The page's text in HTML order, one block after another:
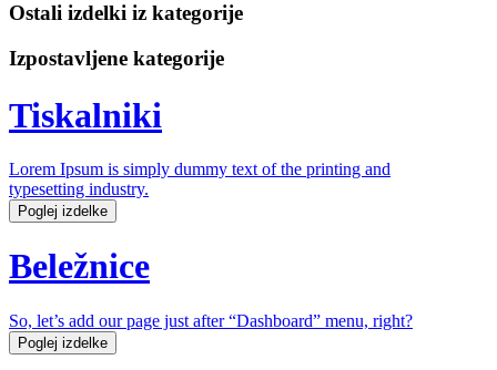
Ostali izdelki iz kategorije
Izpostavljene kategorije
Tiskalniki
Lorem Ipsum is simply dummy text of the printing and
typesetting industry.
Poglej izdelke
Beležnice
So, let’s add our page just after “Dashboard” menu, right?
Poglej izdelke